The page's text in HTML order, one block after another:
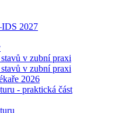
2027
v zubní praxi
v zubní praxi
2026
- praktická část